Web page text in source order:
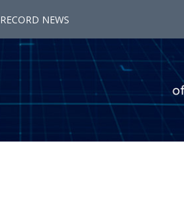
RECORD NEWS